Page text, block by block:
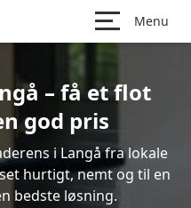
Menu
– få et flot
god pris
i Langå fra lokale
hurtigt, nemt og til en
bedste løsning.